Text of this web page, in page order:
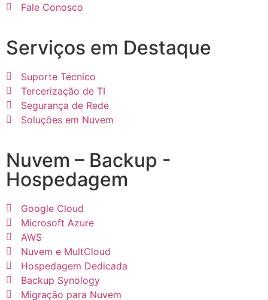
Fale Conosco
Serviços em Destaque
Suporte Técnico
Tercerização de TI
Segurança de Rede
Soluções em Nuvem
Nuvem – Backup -
Hospedagem
Google Cloud
Microsoft Azure
AWS
Nuvem e MultCloud
Hospedagem Dedicada
Backup Synology
Migração para Nuvem